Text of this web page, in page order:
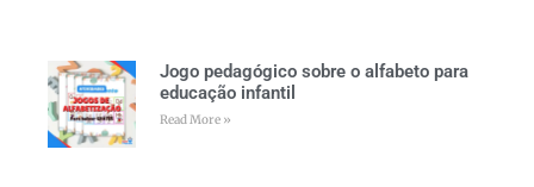
Jogo pedagógico sobre o alfabeto para
educação infantil
Read More »